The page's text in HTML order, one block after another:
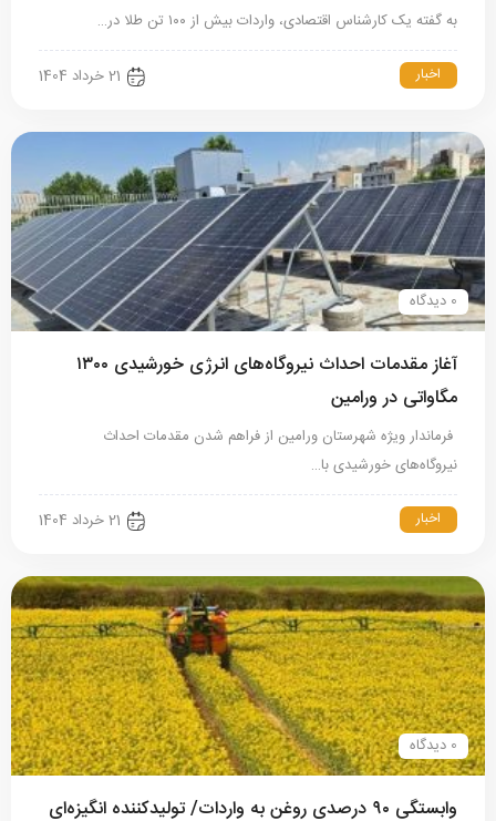
به گفته یک کارشناس اقتصادی، واردات بیش‌ از ۱۰۰ تن طلا در…
اخبار 21 خرداد 1404
0 دیدگاه
آغاز مقدمات احداث نیروگاه‌های انرژی خورشیدی ۱۳۰۰
مگاواتی در ورامین
فرماندار ویژه شهرستان ورامین از فراهم شدن مقدمات احداث
نیروگاه‌های خورشیدی با…
اخبار 21 خرداد 1404
0 دیدگاه
وابستگی ۹۰ درصدی روغن به واردات/ تولیدکننده انگیزه‌ای